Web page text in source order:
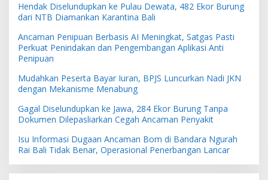
Hendak Diselundupkan ke Pulau Dewata, 482 Ekor Burung
dari NTB Diamankan Karantina Bali
Ancaman Penipuan Berbasis AI Meningkat, Satgas Pasti
Perkuat Penindakan dan Pengembangan Aplikasi Anti
Penipuan
Mudahkan Peserta Bayar Iuran, BPJS Luncurkan Nadi JKN
dengan Mekanisme Menabung
Gagal Diselundupkan ke Jawa, 284 Ekor Burung Tanpa
Dokumen Dilepasliarkan Cegah Ancaman Penyakit
Isu Informasi Dugaan Ancaman Bom di Bandara Ngurah
Rai Bali Tidak Benar, Operasional Penerbangan Lancar